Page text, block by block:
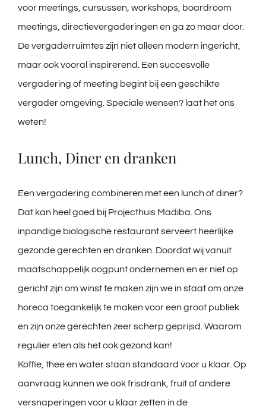
voor meetings, cursussen, workshops, boardroom
meetings, directievergaderingen en ga zo maar door.
De vergaderruimtes zijn niet alleen modern ingericht,
maar ook vooral inspirerend. Een succesvolle
vergadering of meeting begint bij een geschikte
vergader omgeving. Speciale wensen? laat het ons
weten!
Lunch, Diner en dranken
Een vergadering combineren met een lunch of diner?
Dat kan heel goed bij Projecthuis Madiba. Ons
inpandige biologische restaurant serveert heerlijke
gezonde gerechten en dranken. Doordat wij vanuit
maatschappelijk oogpunt ondernemen en er niet op
gericht zijn om winst te maken zijn we in staat om onze
horeca toegankelijk te maken voor een groot publiek
en zijn onze gerechten zeer scherp geprijsd. Waarom
regulier eten als het ook gezond kan!
Koffie, thee en water staan standaard voor u klaar. Op
aanvraag kunnen we ook frisdrank, fruit of andere
versnaperingen voor u klaar zetten in de